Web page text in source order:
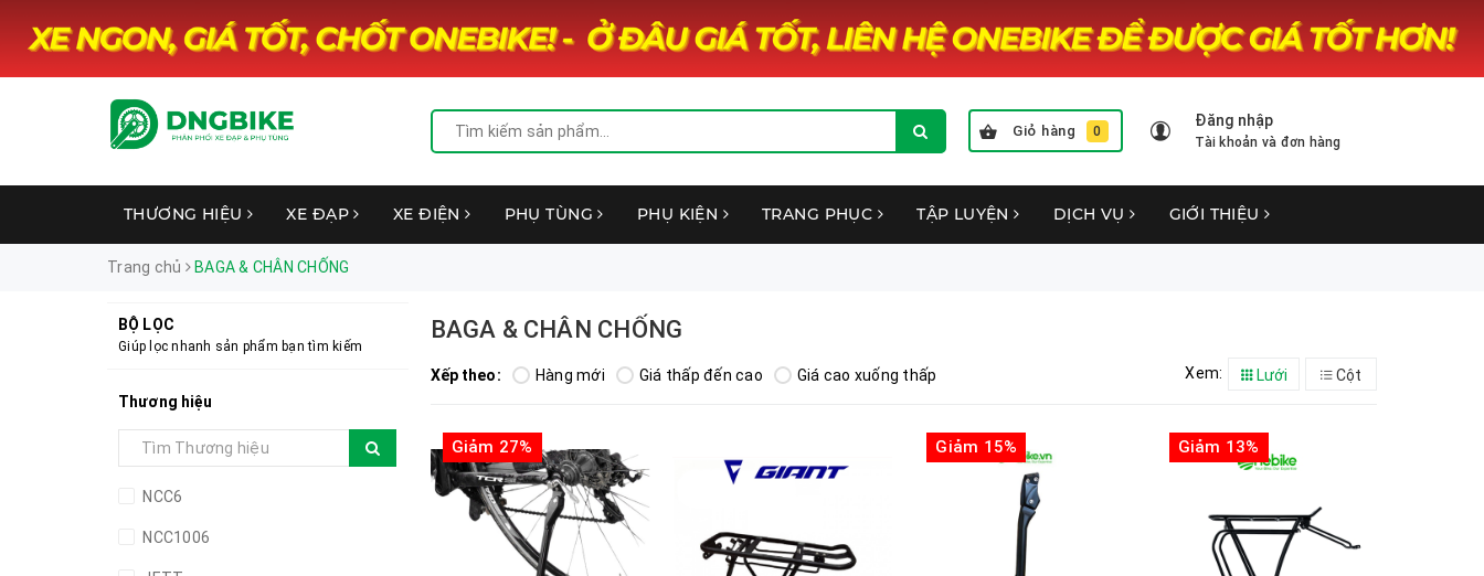
Giỏ hàng 0
Đăng nhập
Tài khoản và đơn hàng
THƯƠNG HIỆU XE ĐẠP XE ĐIỆN PHỤ TÙNG PHỤ KIỆN TRANG PHỤC TẬP LUYỆN DỊCH VỤ GIỚI THIỆU
Trang chủ BAGA & CHÂN CHỐNG
BỘ LỌC
Giúp lọc nhanh sản phẩm bạn tìm kiếm
Thương hiệu
NCC6
NCC1006
BAGA & CHÂN CHỐNG
Xếp theo: Hàng mới Giá thấp đến cao Giá cao xuống thấp Xem: Lưới Cột
Giảm 27% Giảm 15% Giảm 13%